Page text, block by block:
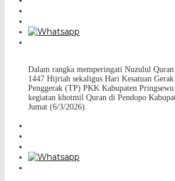
Dalam rangka memperingati Nuzulul Quran
1447 Hijriah sekaligus Hari Kesatuan
Penggerak (TP) PKK Kabupaten
kegiatan khotmil Quran di Pendopo
Jumat (6/3/2026).